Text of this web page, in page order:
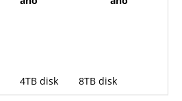
4TB disk 8TB disk